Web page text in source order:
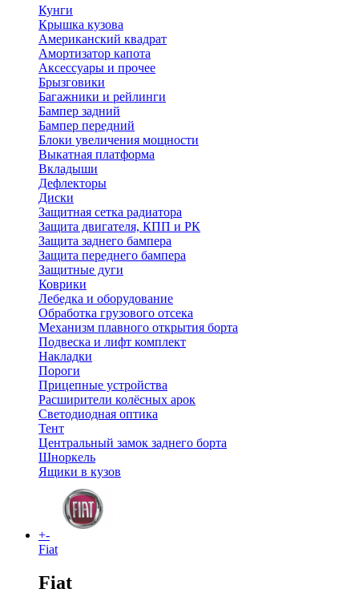
Кунги
Крышка кузова
Американский квадрат
Амортизатор капота
Аксессуары и прочее
Брызговики
Багажники и рейлинги
Бампер задний
Бампер передний
Блоки увеличения мощности
Выкатная платформа
Вкладыши
Дефлекторы
Диски
Защитная сетка радиатора
Защита двигателя, КПП и РК
Защита заднего бампера
Защита переднего бампера
Защитные дуги
Коврики
Лебедка и оборудование
Обработка грузового отсека
Механизм плавного открытия борта
Подвеска и лифт комплект
Накладки
Пороги
Прицепные устройства
Расширители колёсных арок
Светодиодная оптика
Тент
Центральный замок заднего борта
Шноркель
Ящики в кузов
+-
Fiat
Fiat